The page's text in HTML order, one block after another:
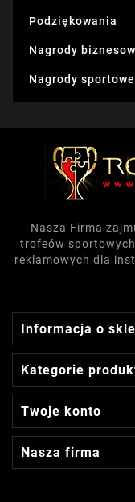
Podziękowania
Nagrody
Nagrody sportowe
Nasza Firma
trofeów
reklamowych dla
Informacja o
Kategorie
Twoje konto
Nasza firma